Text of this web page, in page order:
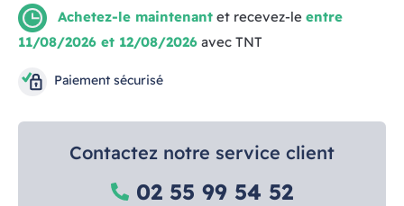
Achetez-le maintenant et recevez-le entre
11/08/2026 et 12/08/2026 avec TNT
Paiement sécurisé
Contactez notre service client
02 55 99 54 52